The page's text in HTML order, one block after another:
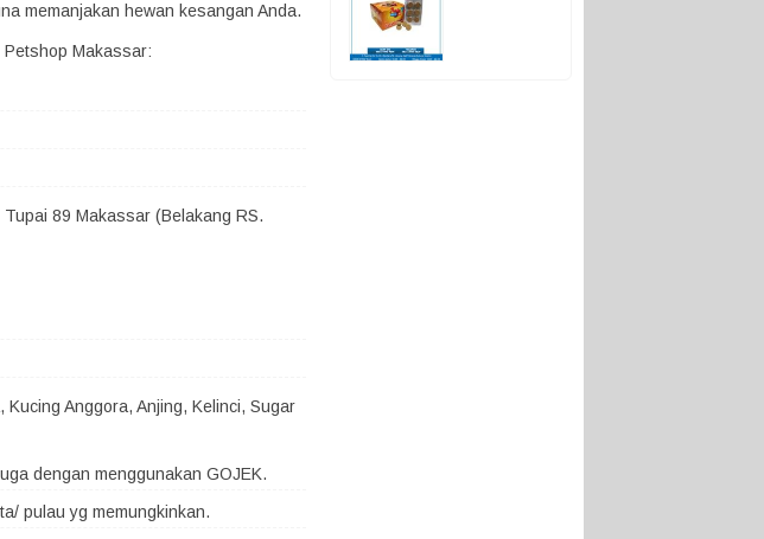
memanjakan hewan kesangan Anda.
Petshop Makassar:
89 Makassar (Belakang RS.
Anggora, Anjing, Kelinci, Sugar
dengan menggunakan GOJEK.
pulau yg memungkinkan.